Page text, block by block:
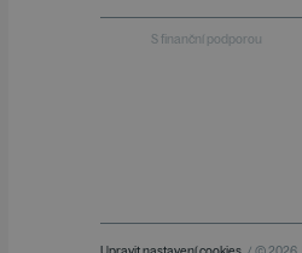
S finanční podporou